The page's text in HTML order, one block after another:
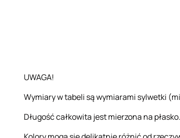
UWAGA!
Wymiary w tabeli są wymiarami sylwetki
Długość całkowita jest mierzona na płasko.